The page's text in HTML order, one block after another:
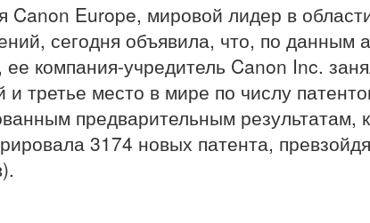
Canon Europe, мировой лидер в
сегодня объявила, что, по данным
компания-учредитель Canon Inc.
и третье место в мире по числу
предварительным результатам,
3174 новых патента,